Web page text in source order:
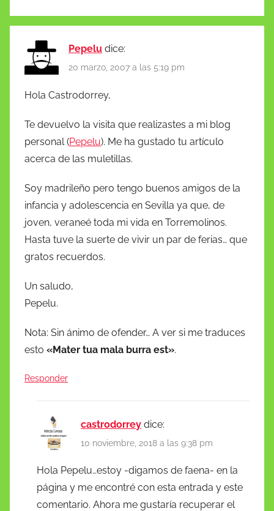
Pepelu dice:
20 marzo, 2007 a las 5:19 pm
Hola Castrodorrey,
Te devuelvo la visita que realizastes a mi blog
personal (Pepelu). Me ha gustado tu artículo
acerca de las muletillas.
Soy madrileño pero tengo buenos amigos de la
infancia y adolescencia en Sevilla ya que, de
joven, veraneé toda mi vida en Torremolinos.
Hasta tuve la suerte de vivir un par de ferias… que
gratos recuerdos.
Un saludo,
Pepelu.
Nota: Sin ánimo de ofender… A ver si me traduces
esto «Mater tua mala burra est».
Responder
castrodorrey dice:
10 noviembre, 2018 a las 9:38 pm
Hola Pepelu…estoy -digamos de faena- en la
página y me encontré con esta entrada y este
comentario. Ahora me gustaría recuperar el